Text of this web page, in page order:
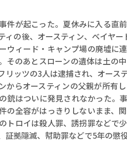
件が起こった。夏休みに入る直
ィの後、オースティン、ベイヤ
ウィード・キャンプ場の廃墟に
そのあとスローンの遺体は土の
リッツの3人は逮捕され、オース
からオースティンの父親が所有
銃はついに発見されなかった。
の全容がはっきりしないまま、
トロイは殺人罪、誘拐罪などで
証拠隠滅、幇助罪などで5年の懲